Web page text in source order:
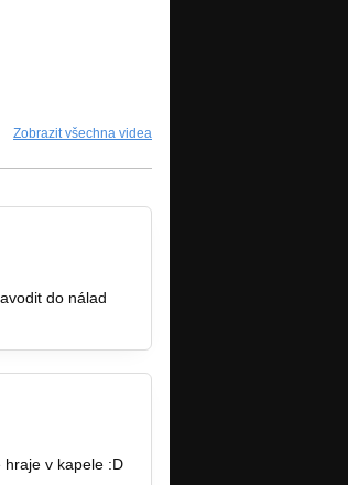
Zobrazit všechna videa
do nálad
hraje v kapele :D